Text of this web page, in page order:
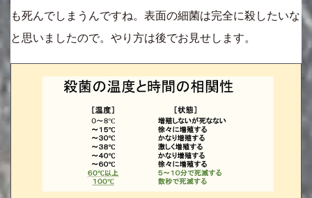
も死んでしまうんですね。表面の細菌は完全に殺したいな
と思いましたので。やり方は後でお見せします。